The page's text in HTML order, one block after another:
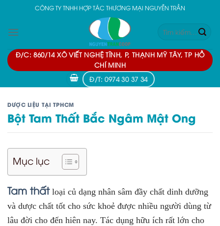
content
CÔNG TY TNHH HỢP TÁC THƯƠNG MẠI NGUYỄN TRẦN
Tìm
kiếm:
Đ/C: 860/14 XÔ VIẾT NGHỆ TĨNH, P, THẠNH MỸ TÂY, TP HỒ
CHÍ MINH
Đ/T: 0974 30 37 34
DƯỢC LIỆU TẠI TPHCM
Bột Tam Thất Bắc Ngâm Mật Ong
Mục lục
Tam thấtloại củ dạng nhân sâm đầy chất dinh dưỡng
và dược chất tốt cho sức khoẻ được nhiều người dùng từ
lâu đời cho đến hiên nay. Tác dụng hữu ích rất lớn cho